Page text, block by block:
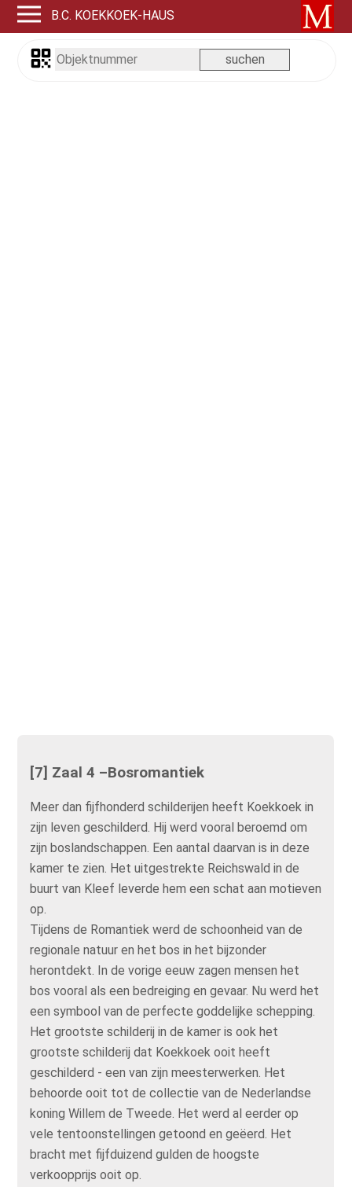
B.C. KOEKKOEK-HAUS
[7] Zaal 4 –Bosromantiek
Meer dan fijfhonderd schilderijen heeft Koekkoek in
zijn leven geschilderd. Hij werd vooral beroemd om
zijn boslandschappen. Een aantal daarvan is in deze
kamer te zien. Het uitgestrekte Reichswald in de
buurt van Kleef leverde hem een schat aan motieven
op.
Tijdens de Romantiek werd de schoonheid van de
regionale natuur en het bos in het bijzonder
herontdekt. In de vorige eeuw zagen mensen het
bos vooral als een bedreiging en gevaar. Nu werd het
een symbool van de perfecte goddelijke schepping.
Het grootste schilderij in de kamer is ook het
grootste schilderij dat Koekkoek ooit heeft
geschilderd - een van zijn meesterwerken. Het
behoorde ooit tot de collectie van de Nederlandse
koning Willem de Tweede. Het werd al eerder op
vele tentoonstellingen getoond en geëerd. Het
bracht met fijfduizend gulden de hoogste
verkoopprijs ooit op.